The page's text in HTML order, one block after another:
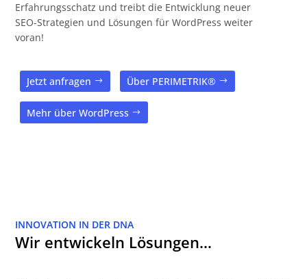
Erfahrungsschatz und treibt die Entwicklung neuer
SEO-Strategien und Lösungen für WordPress weiter
voran!
Jetzt anfragen Über PERIMETRIK®
Mehr über WordPress
INNOVATION IN DER DNA
Wir entwickeln Lösungen…